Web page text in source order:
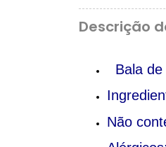
Descrição
Bala
Não